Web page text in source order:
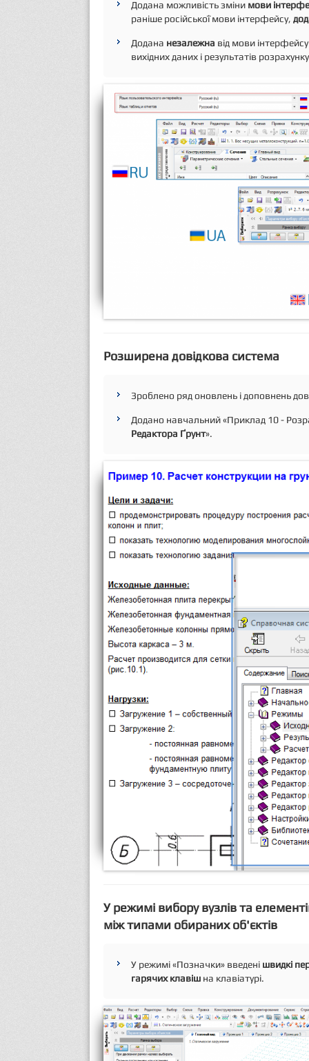
Додана можливість зміни мови
раніше російської мови інтерфейсу,
Додана незалежна від мови
вихідних даних і результатів
Розширена довідкова система
Зроблено ряд оновлень і доповнень
Додано навчальний «Приклад 10 -
Редактора Ґрунт».
У режимі вибору вузлів та
між типами обираних об'єктів
У режимі «Позначки» введені швидкі
гарячих клавіш на клавіатурі.